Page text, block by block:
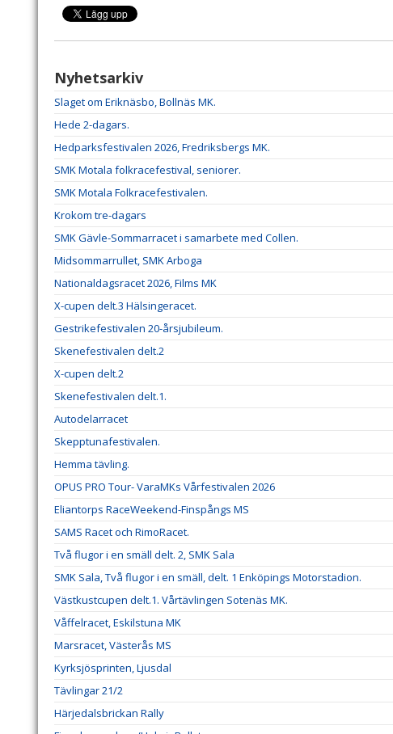
Nyhetsarkiv
Slaget om Eriknäsbo, Bollnäs MK.
Hede 2-dagars.
Hedparksfestivalen 2026, Fredriksbergs MK.
SMK Motala folkracefestival, seniorer.
SMK Motala Folkracefestivalen.
Krokom tre-dagars
SMK Gävle-Sommarracet i samarbete med Collen.
Midsommarrullet, SMK Arboga
Nationaldagsracet 2026, Films MK
X-cupen delt.3 Hälsingeracet.
Gestrikefestivalen 20-årsjubileum.
Skenefestivalen delt.2
X-cupen delt.2
Skenefestivalen delt.1.
Autodelarracet
Skepptunafestivalen.
Hemma tävling.
OPUS PRO Tour- VaraMKs Vårfestivalen 2026
Eliantorps RaceWeekend-Finspångs MS
SAMS Racet och RimoRacet.
Två flugor i en smäll delt. 2, SMK Sala
SMK Sala, Två flugor i en smäll, delt. 1 Enköpings Motorstadion.
Västkustcupen delt.1. Vårtävlingen Sotenäs MK.
Våffelracet, Eskilstuna MK
Marsracet, Västerås MS
Kyrksjösprinten, Ljusdal
Tävlingar 21/2
Härjedalsbrickan Rally